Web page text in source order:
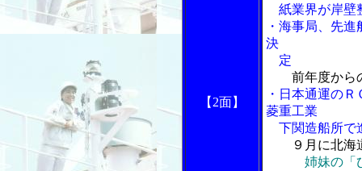
【2面】
紙業界が岸壁
・海事局、先
決
定
前年度から
・日本通運の
菱重工業
下関造船所で
９月に北海
姉妹の「